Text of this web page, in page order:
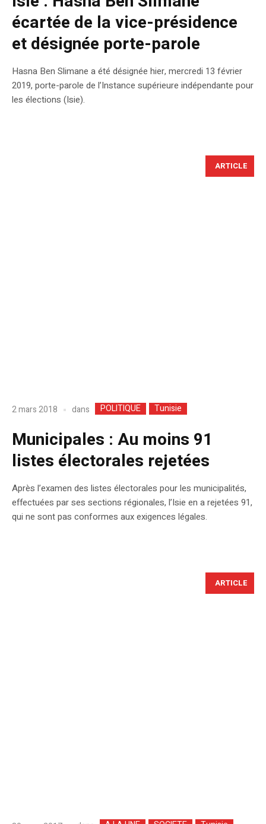
écartée de la vice-présidence
et désignée porte-parole
Hasna Ben Slimane a été désignée hier, mercredi 13 février
2019, porte-parole de l’Instance supérieure indépendante pour
les élections (Isie).
ARTICLE
2 mars 2018 dans POLITIQUE Tunisie
Municipales : Au moins 91
listes électorales rejetées
Après l’examen des listes électorales pour les municipalités,
effectuées par ses sections régionales, l’Isie en a rejetées 91,
qui ne sont pas conformes aux exigences légales.
ARTICLE